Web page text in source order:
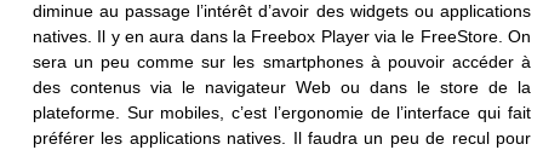
diminue au passage l’intérêt d’avoir des widgets ou applications
natives. Il y en aura dans la Freebox Player via le FreeStore. On
sera un peu comme sur les smartphones à pouvoir accéder à
des contenus via le navigateur Web ou dans le store de la
plateforme. Sur mobiles, c’est l’ergonomie de l’interface qui fait
préférer les applications natives. Il faudra un peu de recul pour